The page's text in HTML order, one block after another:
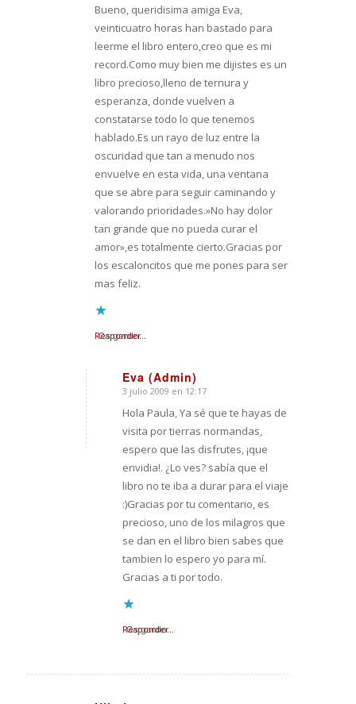
Bueno, queridisima amiga Eva,
veinticuatro horas han bastado para
leerme el libro entero,creo que es mi
record.Como muy bien me dijistes es un
libro precioso,lleno de ternura y
esperanza, donde vuelven a
constatarse todo lo que tenemos
hablado.Es un rayo de luz entre la
oscuridad que tan a menudo nos
envuelve en esta vida, una ventana
que se abre para seguir caminando y
valorando prioridades.»No hay dolor
tan grande que no pueda curar el
amor»,es totalmente cierto.Gracias por
los escaloncitos que me pones para ser
mas feliz.
Cargando...
Responder
Eva (Admin)
Dice:
3 julio 2009 en 12:17
Hola Paula, Ya sé que te hayas de
visita por tierras normandas,
espero que las disfrutes, ¡que
envidia!. ¿Lo ves? sabía que el
libro no te iba a durar para el viaje
:)Gracias por tu comentario, es
precioso, uno de los milagros que
se dan en el libro bien sabes que
tambien lo espero yo para mí.
Gracias a ti por todo.
Cargando...
Responder